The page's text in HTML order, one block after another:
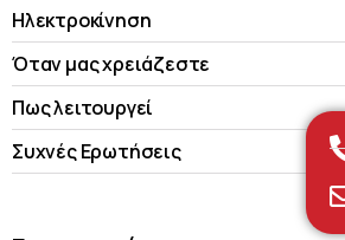
Ηλεκτροκίνηση
Όταν μας χρειάζεστε
Πως λειτουργεί
Συχνές Ερωτήσεις